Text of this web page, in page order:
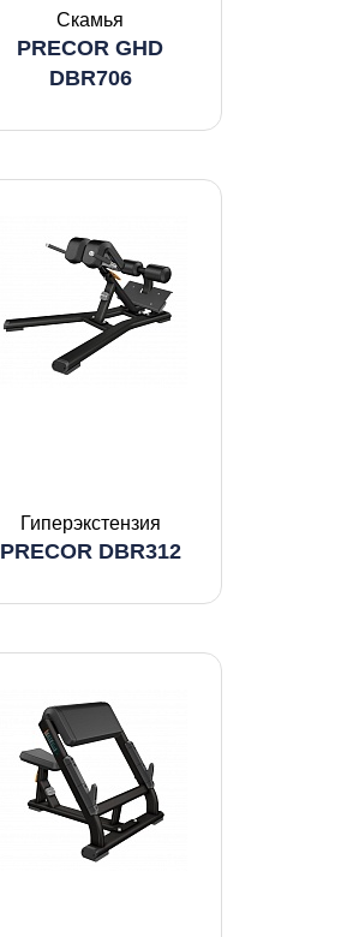
Скамья
PRECOR GHD
DBR706
Гиперэкстензия
PRECOR DBR312